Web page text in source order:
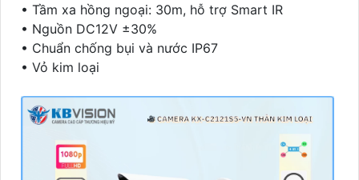
• Tầm xa hồng ngoại: 30m, hỗ trợ Smart IR
• Nguồn DC12V ±30%
• Chuẩn chống bụi và nước IP67
• Vỏ kim loại